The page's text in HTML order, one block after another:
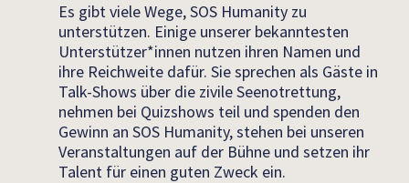
Es gibt viele Wege, SOS Humanity zu
unterstützen. Einige unserer bekanntesten
Unterstützer*innen nutzen ihren Namen und
ihre Reichweite dafür. Sie sprechen als Gäste in
Talk-Shows über die zivile Seenotrettung,
nehmen bei Quizshows teil und spenden den
Gewinn an SOS Humanity, stehen bei unseren
Veranstaltungen auf der Bühne und setzen ihr
Talent für einen guten Zweck ein.